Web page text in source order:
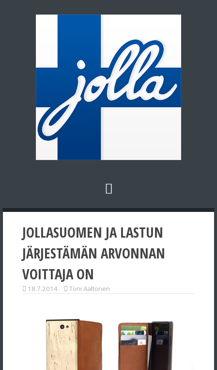
JOLLASUOMEN JA LASTUN
JÄRJESTÄMÄN ARVONNAN
VOITTAJA ON
18.7.2014 Toni Aaltonen